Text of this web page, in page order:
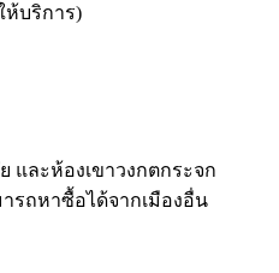
บริการ)
ละห้องเขาวงกตกระจก
รถหาซื้อได้จากเมืองอื่น